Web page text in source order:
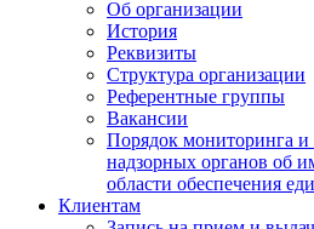
Об организации
История
Реквизиты
Структура организации
Референтные группы
Вакансии
Порядок мониторинга
надзорных органов об
области обеспечения
Клиентам